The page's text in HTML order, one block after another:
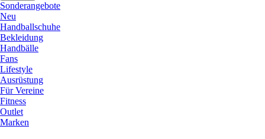
Sonderangebote
Neu
Handballschuhe
Bekleidung
Handbälle
Fans
Lifestyle
Ausrüstung
Für Vereine
Fitness
Outlet
Marken